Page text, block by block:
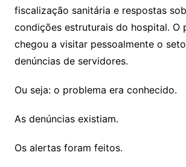
fiscalização sanitária e respostas
condições estruturais do hospital. O
chegou a visitar pessoalmente o
denúncias de servidores.
Ou seja: o problema era conhecido.
As denúncias existiam.
Os alertas foram feitos.